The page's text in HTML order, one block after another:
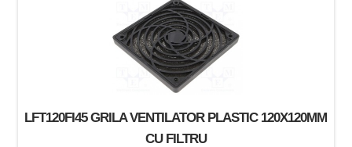
LFT120FI45 GRILA VENTILATOR PLASTIC 120X120MM
CU FILTRU